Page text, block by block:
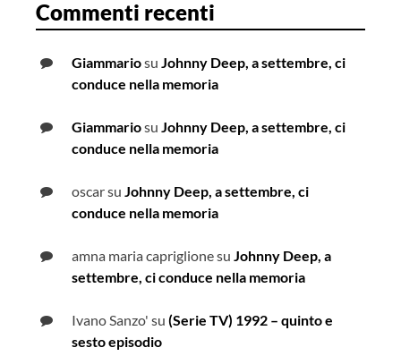
Commenti recenti
Giammariosu Johnny Deep, a settembre, ci
conduce nella memoria
Giammariosu Johnny Deep, a settembre, ci
conduce nella memoria
oscarsu Johnny Deep, a settembre, ci
conduce nella memoria
amna maria capriglionesu Johnny Deep, a
settembre, ci conduce nella memoria
Ivano Sanzo' su (Serie TV) 1992 – quinto e
sesto episodio